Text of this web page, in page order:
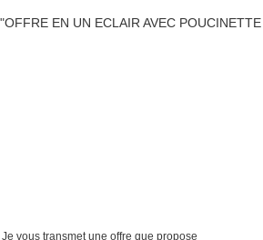
vous transmet une offre que propose